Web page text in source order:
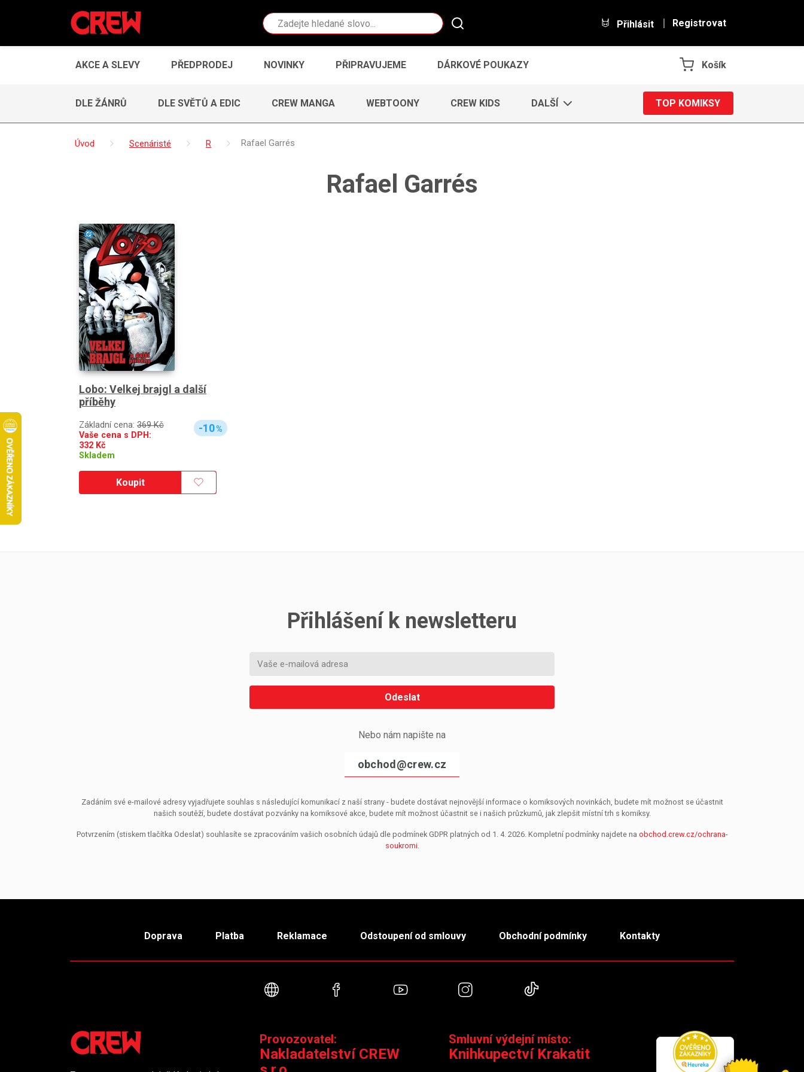
Vyhledávání Přihlásit Registrovat
AKCE A SLEVY PŘEDPRODEJ NOVINKY PŘIPRAVUJEME DÁRKOVÉ POUKAZY Košík
DLE ŽÁNRŮ DLE SVĚTŮ A EDIC CREW MANGA WEBTOONY CREW KIDS DALŠÍ TOP KOMIKSY
Úvod Scenáristé R Rafael Garrés
Rafael Garrés
Lobo: Velkej brajgl a další
příběhy
Základní cena: 369 Kč
Vaše cena s DPH:
332 Kč
Skladem
-10%
Koupit
Přihlášení k newsletteru
Odeslat
Nebo nám napište na
obchod@crew.cz
Zadáním své e-mailové adresy vyjadřujete souhlas s následující komunikací z naší strany - budete dostávat nejnovější informace o komiksových novinkách, budete mít možnost se účastnit
našich soutěží, budete dostávat pozvánky na komiksové akce, budete mít možnost účastnit se i našich průzkumů, jak zlepšit místní trh s komiksy.
Potvrzením (stiskem tlačítka Odeslat) souhlasíte se zpracováním vašich osobních údajů dle podmínek GDPR platných od 1. 4. 2026. Kompletní podmínky najdete na obchod.crew.cz/ochrana-
soukromi.
Doprava Platba Reklamace Odstoupení od smlouvy Obchodní podmínky Kontakty
Webové stránkyFacebookYouTube Instagram
Provozovatel:
Nakladatelství CREW
Smluvní výdejní místo:
Knihkupectví Krakatit